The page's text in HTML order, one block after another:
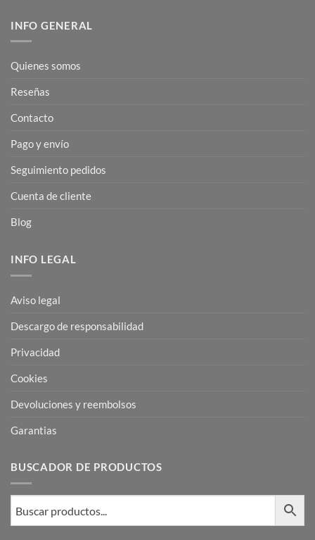
INFO GENERAL
Quienes somos
Reseñas
Contacto
Pago y envío
Seguimiento pedidos
Cuenta de cliente
Blog
INFO LEGAL
Aviso legal
Descargo de responsabilidad
Privacidad
Cookies
Devoluciones y reembolsos
Garantias
BUSCADOR DE PRODUCTOS